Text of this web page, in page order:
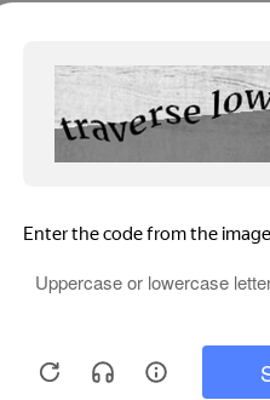
до -50%
-70%
руб
цены
руб
товары
по промокоду
до -70%